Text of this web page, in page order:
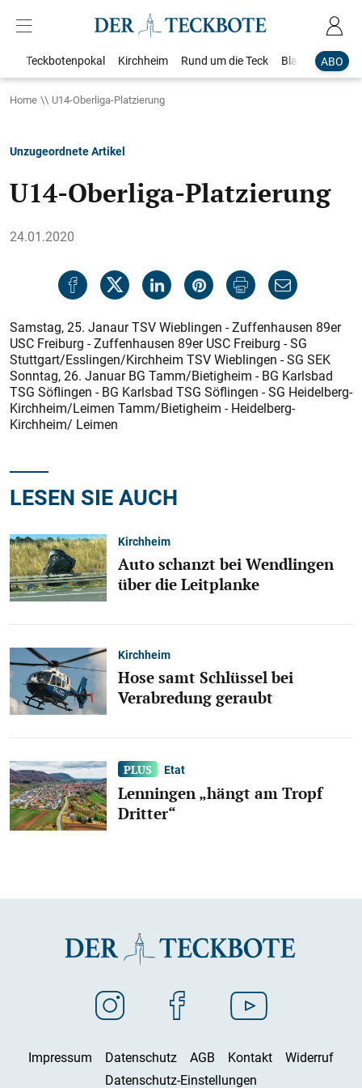
ABO
Teckbotenpokal Kirchheim Rund um die Teck Blaulicht
Home U14-Oberliga-Platzierung
Unzugeordnete Artikel
U14-Oberliga-Platzierung
24.01.2020
Samstag, 25. Janaur TSV Wieblingen - Zuffenhausen 89er
USC Freiburg - Zuffenhausen 89er USC Freiburg - SG
Stuttgart/Esslingen/Kirchheim TSV Wieblingen - SG SEK
Sonntag, 26. Januar BG Tamm/Bietigheim - BG Karlsbad
TSG Söflingen - BG Karlsbad TSG Söflingen - SG Heidelberg-
Kirchheim/Leimen Tamm/Bietigheim - Heidelberg-
Kirchheim/ Leimen
LESEN SIE AUCH
Kirchheim
Auto schanzt bei Wendlingen
über die Leitplanke
Kirchheim
Hose samt Schlüssel bei
Verabredung geraubt
Etat
Lenningen „hängt am Tropf
Dritter“
Impressum Datenschutz AGB Kontakt
Widerruf
Datenschutz-Einstellungen